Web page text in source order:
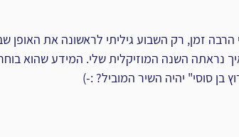
הרבה זמן, רק השבוע גיליתי לראשונה את האופן
נראתה השנה המוזיקלית שלי. המידע שהוא
בן סוסי" יהיה השיר המוביל? :-)